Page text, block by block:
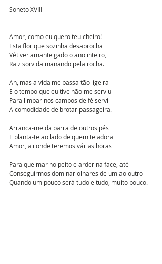
Soneto XVIII
Amor, como eu quero teu cheiro!
Esta flor que sozinha desabrocha
Vétiver amanteigado o ano inteiro,
Raiz sorvida manando pela rocha.
Ah, mas a vida me passa tão ligeira
E o tempo que eu tive não me serviu
Para limpar nos campos de fé servil
A comodidade de brotar passageira.
Arranca-me da barra de outros pés
E planta-te ao lado de quem te adora
Amor, ali onde teremos várias horas
Para queimar no peito e arder na face, até
Conseguirmos dominar olhares de um ao outro
Quando um pouco será tudo e tudo, muito pouco.